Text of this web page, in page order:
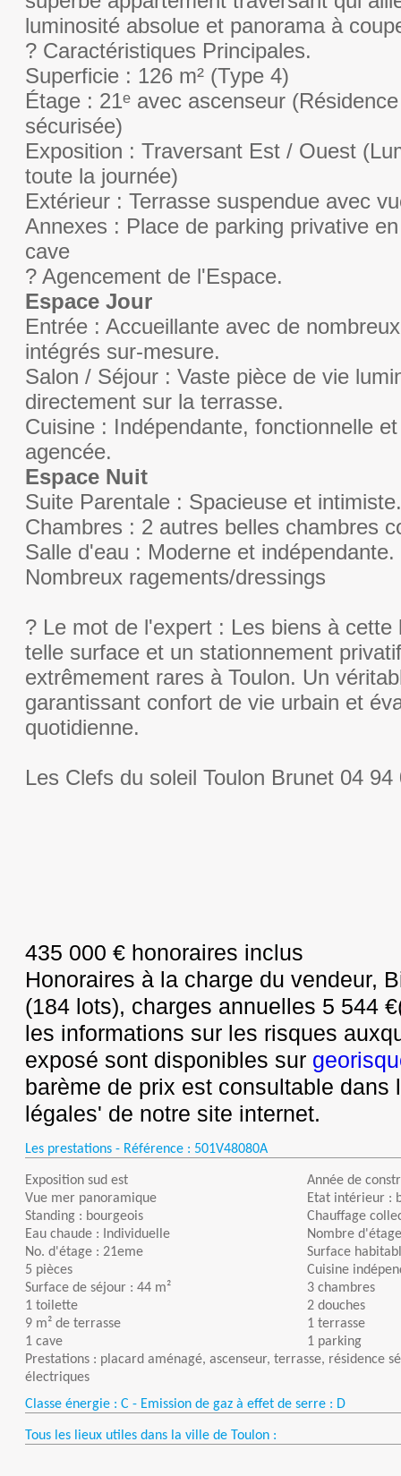
luminosité absolue et panorama à
? Caractéristiques Principales.
Superficie : 126 m² (Type 4)
Étage : 21ᵉ avec ascenseur
sécurisée)
Exposition : Traversant Est / Ouest
toute la journée)
Extérieur : Terrasse suspendue avec
Annexes : Place de parking privative
cave
? Agencement de l'Espace.
Espace Jour
Entrée : Accueillante avec de
intégrés sur-mesure.
Salon / Séjour : Vaste pièce de vie
directement sur la terrasse.
Cuisine : Indépendante, fonctionnelle
agencée.
Espace Nuit
Suite Parentale : Spacieuse et intimiste.
Chambres : 2 autres belles chambres
Salle d'eau : Moderne et indépendante.
Nombreux ragements/dressings
? Le mot de l'expert : Les biens à cette
telle surface et un stationnement
extrêmement rares à Toulon. Un
garantissant confort de vie urbain et
quotidienne.
Les Clefs du soleil Toulon Brunet 04 94
435 000 € honoraires inclus
Honoraires à la charge du vendeur,
(184 lots), charges annuelles 5 544
les informations sur les risques
exposé sont disponibles sur
barème de prix est consultable dans
légales' de notre site internet.
Les prestations - Référence : 501V48080A
Exposition sud est
Année de
Vue mer panoramique
Etat intérieur :
Standing : bourgeois
Chauffage
Eau chaude : Individuelle
Nombre
No. d'étage : 21eme
Surface
5 pièces
Cuisine
Surface de séjour : 44 m²
3 chambres
1 toilette
2 douches
9 m² de terrasse
1 terrasse
1 cave
1 parking
Prestations : placard aménagé, ascenseur, terrasse, résidence
électriques
Classe énergie : C - Emission de gaz à effet de serre : D
Tous les lieux utiles dans la ville de Toulon :